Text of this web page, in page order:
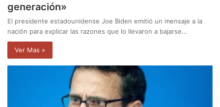
generación»
El presidente estadounidense Joe Biden emitió un mensaje a la
nación para explicar las razones que lo llevaron a bajarse…
Ver Mas »